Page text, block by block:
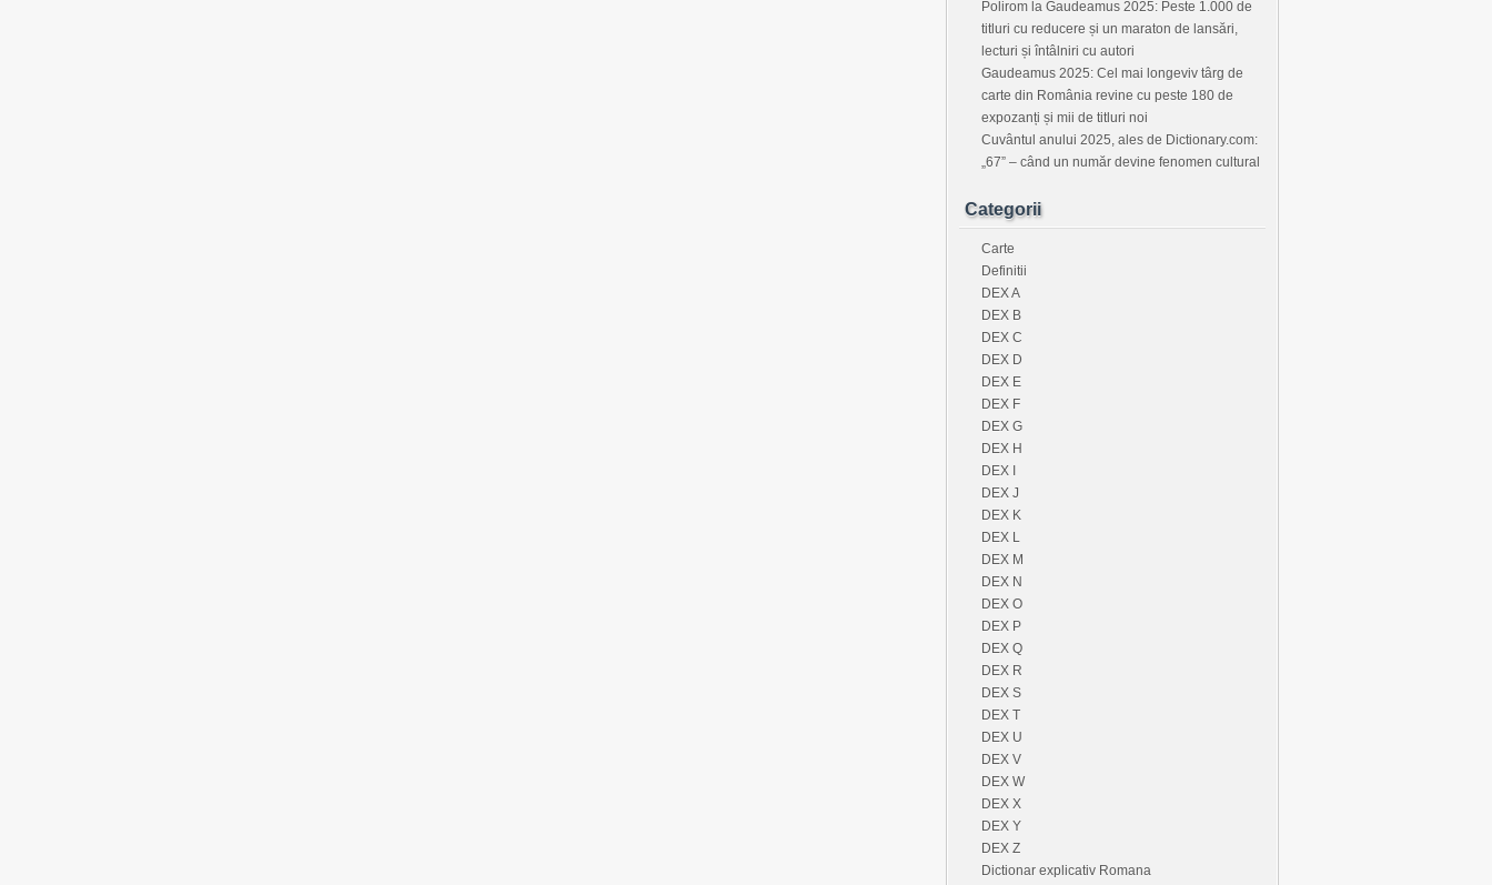
Polirom la Gaudeamus 2025: Peste 1.000 de
titluri cu reducere și un maraton de lansări,
lecturi și întâlniri cu autori
Gaudeamus 2025: Cel mai longeviv târg de
carte din România revine cu peste 180 de
expozanți și mii de titluri noi
Cuvântul anului 2025, ales de Dictionary.com:
„67” – când un număr devine fenomen cultural
Categorii
Carte
Definitii
DEX A
DEX B
DEX C
DEX D
DEX E
DEX F
DEX G
DEX H
DEX I
DEX J
DEX K
DEX L
DEX M
DEX N
DEX O
DEX P
DEX Q
DEX R
DEX S
DEX T
DEX U
DEX V
DEX W
DEX X
DEX Y
DEX Z
Dictionar explicativ Romana